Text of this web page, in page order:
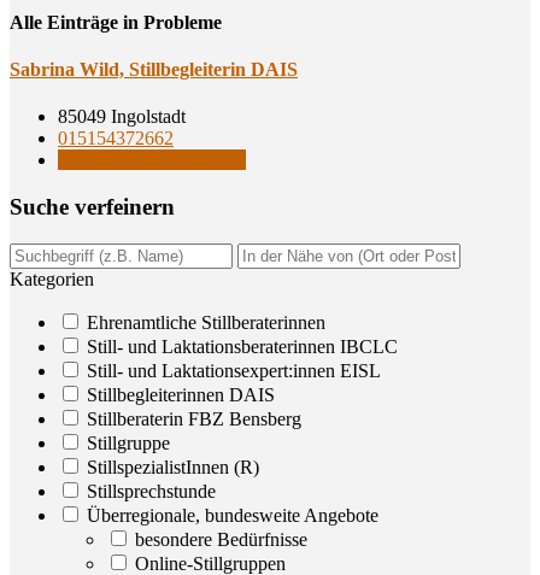
Alle Einträge in Probleme
Sabri­na Wild, Still­be­glei­te­rin DAIS
85049 Ingolstadt
015154372662
Suche ver­fei­nern
Kategorien
Ehrenamtliche Stillberaterinnen
Still- und Laktationsberaterinnen IBCLC
Still- und Laktationsexpert:innen EISL
Stillbegleiterinnen DAIS
Stillberaterin FBZ Bensberg
Stillgruppe
StillspezialistInnen (R)
Stillsprechstunde
Überregionale, bundesweite Angebote
besondere Bedürfnisse
Online-Stillgruppen